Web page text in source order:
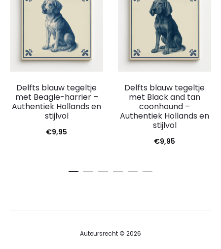
Delfts blauw tegeltje
met Beagle-harrier –
Authentiek Hollands en
stijlvol
€9,95
Delfts blauw tegeltje
met Black and tan
coonhound –
Authentiek Hollands en
stijlvol
€9,95
Auteursrecht © 2026